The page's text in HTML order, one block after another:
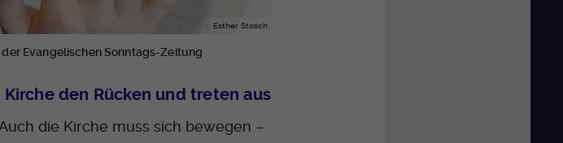
Esther Stosch
Evangelischen Sonntags-Zeitung
den Rücken und treten aus
die Kirche muss sich bewegen –
essentieller Cookies wird dieser
der Sitzung gelöscht.
Monat.
der Cookie Opt-In
Eine optionale Nummer nach
gibt lediglich eine